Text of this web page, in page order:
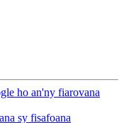
ho an'ny fiarovana
sy fisafoana